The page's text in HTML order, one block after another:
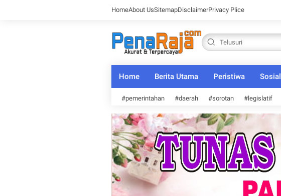
HomeAbout UsSitemapDisclaimerPrivacy Plice
Home Berita Utama Peristiwa Sosial
#pemerintahan #daerah #sorotan #legislatif